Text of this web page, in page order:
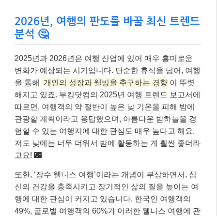
2026년, 여행의 판도를 바꿀 최신 트렌드
분석 🤔
2025년과 2026년은 여행 산업에 있어 매우 흥미로운
변화가 예상되는 시기입니다. 단순한 휴식을 넘어, 여행
을 통해
개인의 성장과 웰빙을 추구하는 경향 이 뚜렷
해지고 있죠. 부킹닷컴의 2025년 여행 트렌드 보고서에
따르면, 여행객의 약 절반이 높은 낮 기온을 피해 밤에
관광할 계획이라고 응답했으며, 아름다운 밤하늘을 경
험할 수 있는 여행지에 대한 관심도 매우 높다고 해요.
저도 낮에는 너무 더워서 밤에 활동하는 게 훨씬 좋더라
고요! 🌃
또한, ‘장수 웰니스 여행’이라는 개념이 부상하면서, 심
신의 건강을 충족시키고 장기적인 삶의 질을 높이는 여
행에 대한 관심이 커지고 있습니다. 한국인 여행객의
49%, 글로벌 여행객의 60%가 이러한 웰니스 여행에 관